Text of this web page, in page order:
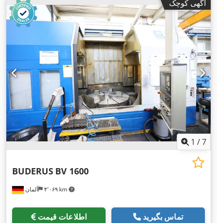
آگهی کوچک
1 /7
آلمان ۴٬۰۶۹ km
BUDERUS BV 1600
اطلاعات قیمت تماس بگیرید